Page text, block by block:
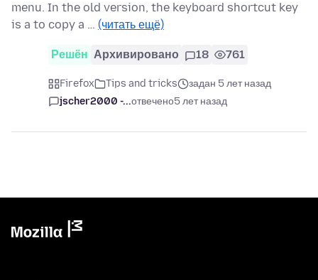
menu. In the old version, the keyboard shortcut key
is a to copy a … (читать ещё)
Решён Архивировано 18 761
Firefox Tips and tricks
задан 5 лет назад
jscher2000 -...отвечено5 лет назад